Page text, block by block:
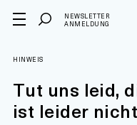
NEWSLETTER
ANMELDUNG
HINWEIS
Tut uns leid,
ist leider